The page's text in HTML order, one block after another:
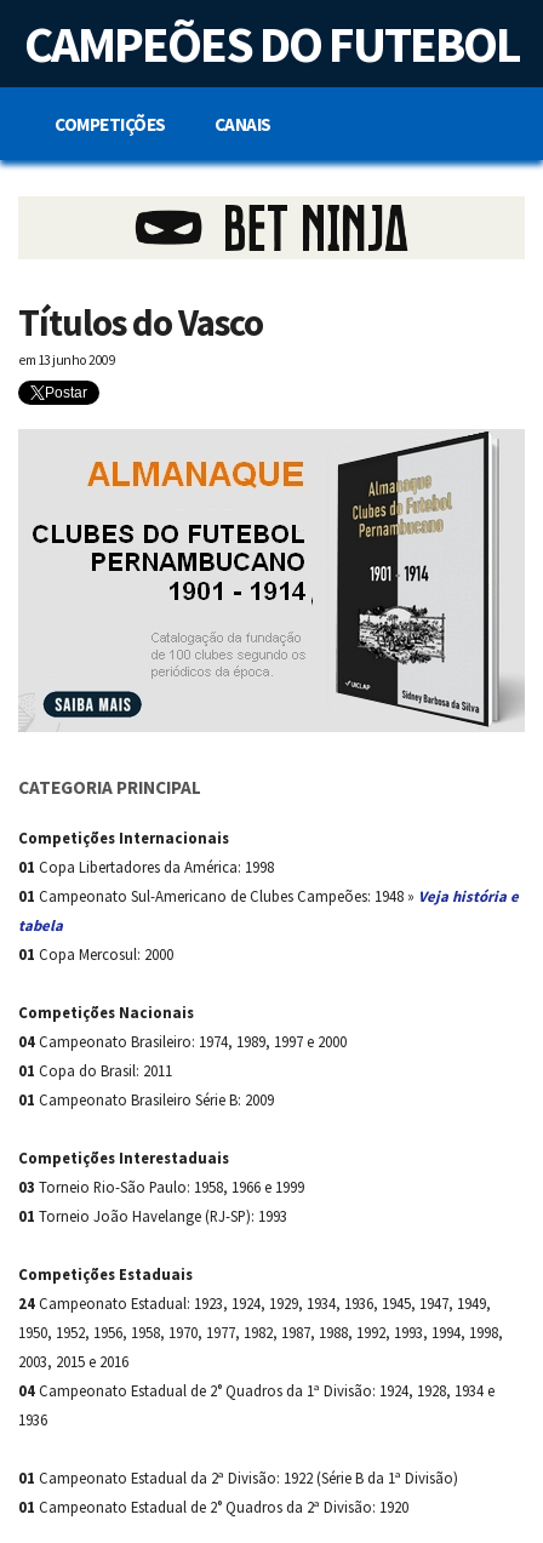
t
n
CAMPEÕES DO FUTEBOL
COMPETIÇÕES CANAIS
Títulos do Vasco
em 13 junho 2009
Postar
CATEGORIA PRINCIPAL
Competições Internacionais
01 Copa Libertadores da América: 1998
01 Campeonato Sul-Americano de Clubes Campeões: 1948 » Veja história e
tabela
01 Copa Mercosul: 2000
Competições Nacionais
04Campeonato Brasileiro: 1974, 1989, 1997 e 2000
01 Copa do Brasil: 2011
01 Campeonato Brasileiro Série B: 2009
Competições Interestaduais
03 Torneio Rio-São Paulo: 1958, 1966 e 1999
01 Torneio João Havelange (RJ-SP): 1993
Competições Estaduais
24Campeonato Estadual: 1923, 1924, 1929, 1934, 1936, 1945, 1947, 1949,
1950, 1952, 1956, 1958, 1970, 1977, 1982, 1987, 1988, 1992, 1993, 1994, 1998,
2003, 2015 e 2016
04Campeonato Estadual de 2° Quadros da 1ª Divisão: 1924, 1928, 1934 e
1936
01 Campeonato Estadual da 2ª Divisão: 1922 (Série B da 1ª Divisão)
01 Campeonato Estadual de 2° Quadros da 2ª Divisão: 1920